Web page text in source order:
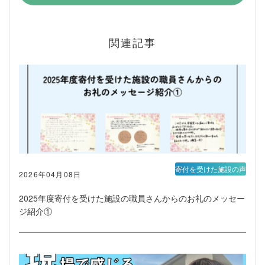
関連記事
2026年04月08日
2025年度寄付を受けた施設の職員さんからのお礼のメッセー
ジ紹介①
寄付を受けた施設の声